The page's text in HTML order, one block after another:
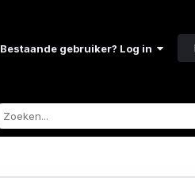
Bestaande gebruiker? Log in